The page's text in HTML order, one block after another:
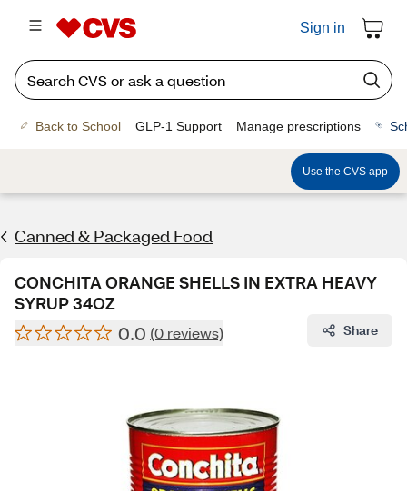
Sign in
Back to School GLP-1 Support Manage prescriptions
Use the CVS app
Canned & Packaged Food
CONCHITA ORANGE SHELLS IN EXTRA HEAVY
SYRUP 34OZ
0.0 (0 reviews) Share